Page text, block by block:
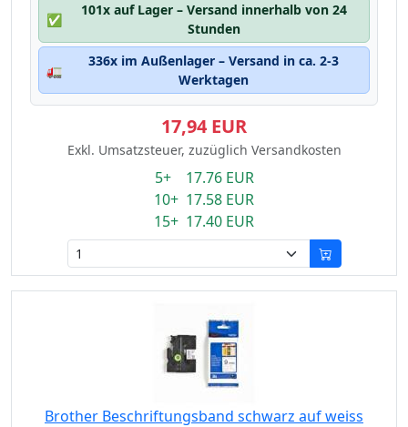
✅
101x auf Lager – Versand innerhalb von 24
Stunden
🚛
336x im Außenlager – Versand in ca. 2-3
Werktagen
17,94 EUR
Exkl. Umsatzsteuer, zuzüglich Versandkosten
5+ 17.76 EUR
10+ 17.58 EUR
15+ 17.40 EUR
Brother Beschriftungsband schwarz auf weiss